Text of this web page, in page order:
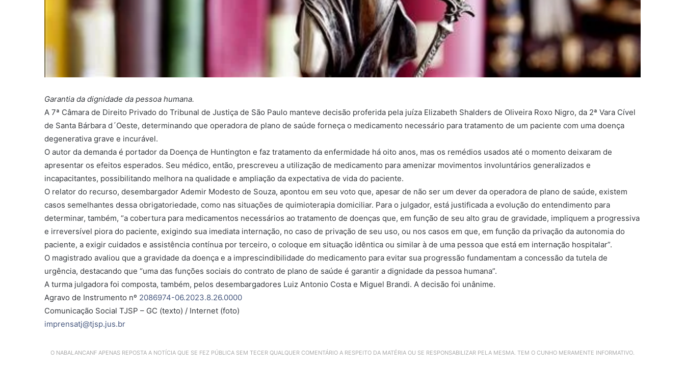
Garantia da dignidade da pessoa humana.
A 7ª Câmara de Direito Privado do Tribunal de Justiça de São Paulo manteve decisão proferida pela juíza Elizabeth Shalders de Oliveira Roxo Nigro, da 2ª Vara Cível
de Santa Bárbara d´Oeste, determinando que operadora de plano de saúde forneça o medicamento necessário para tratamento de um paciente com uma doença
degenerativa grave e incurável.
O autor da demanda é portador da Doença de Huntington e faz tratamento da enfermidade há oito anos, mas os remédios usados até o momento deixaram de
apresentar os efeitos esperados. Seu médico, então, prescreveu a utilização de medicamento para amenizar movimentos involuntários generalizados e
incapacitantes, possibilitando melhora na qualidade e ampliação da expectativa de vida do paciente.
O relator do recurso, desembargador Ademir Modesto de Souza, apontou em seu voto que, apesar de não ser um dever da operadora de plano de saúde, existem
casos semelhantes dessa obrigatoriedade, como nas situações de quimioterapia domiciliar. Para o julgador, está justificada a evolução do entendimento para
determinar, também, “a cobertura para medicamentos necessários ao tratamento de doenças que, em função de seu alto grau de gravidade, impliquem a progressiva
e irreversível piora do paciente, exigindo sua imediata internação, no caso de privação de seu uso, ou nos casos em que, em função da privação da autonomia do
paciente, a exigir cuidados e assistência contínua por terceiro, o coloque em situação idêntica ou similar à de uma pessoa que está em internação hospitalar”.
O magistrado avaliou que a gravidade da doença e a imprescindibilidade do medicamento para evitar sua progressão fundamentam a concessão da tutela de
urgência, destacando que “uma das funções sociais do contrato de plano de saúde é garantir a dignidade da pessoa humana”.
A turma julgadora foi composta, também, pelos desembargadores Luiz Antonio Costa e Miguel Brandi. A decisão foi unânime.
Agravo de Instrumento nº 2086974-06.2023.8.26.0000
Comunicação Social TJSP – GC (texto) / Internet (foto)
imprensatj@tjsp.jus.br
O NABALANCANF APENAS REPOSTA A NOTÍCIA QUE SE FEZ PÚBLICA SEM TECER QUALQUER COMENTÁRIO A RESPEITO DA MATÉRIA OU SE RESPONSABILIZAR PELA MESMA. TEM O CUNHO MERAMENTE INFORMATIVO.